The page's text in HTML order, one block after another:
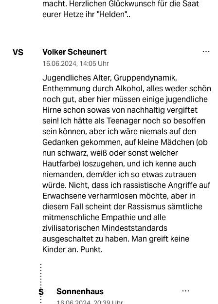
macht. Herzlichen Glückwunsch für die Saat
eurer Hetze ihr "Helden"..
VS Volker Scheunert
16.06.2024, 14:05 Uhr
Jugendliches Alter, Gruppendynamik,
Enthemmung durch Alkohol, alles weder schön
noch gut, aber hier müssen einige jugendliche
Hirne schon sowas von nachhaltig vergiftet
sein! Ich hätte als Teenager noch so besoffen
sein können, aber ich wäre niemals auf den
Gedanken gekommen, auf kleine Mädchen (ob
nun schwarz, weiß oder sonst welcher
Hautfarbe) loszugehen, und ich kenne auch
niemanden, dem/der ich so etwas zutrauen
würde. Nicht, dass ich rassistische Angriffe auf
Erwachsene verharmlosen möchte, aber in
diesem Fall scheint der Rassismus sämtliche
mitmenschliche Empathie und alle
zivilisatorischen Mindeststandards
ausgeschaltet zu haben. Man greift keine
Kinder an. Punkt.
S Sonnenhaus